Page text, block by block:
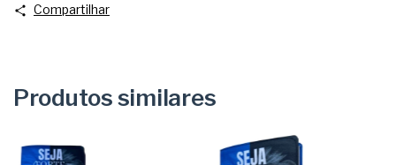
Compartilhar
Produtos similares